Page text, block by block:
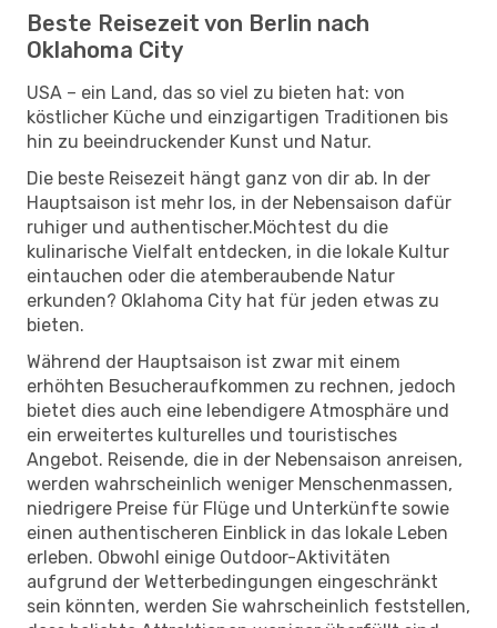
Beste Reisezeit von Berlin nach
Oklahoma City
USA – ein Land, das so viel zu bieten hat: von
köstlicher Küche und einzigartigen Traditionen bis
hin zu beeindruckender Kunst und Natur.
Die beste Reisezeit hängt ganz von dir ab. In der
Hauptsaison ist mehr los, in der Nebensaison dafür
ruhiger und authentischer.Möchtest du die
kulinarische Vielfalt entdecken, in die lokale Kultur
eintauchen oder die atemberaubende Natur
erkunden? Oklahoma City hat für jeden etwas zu
bieten.
Während der Hauptsaison ist zwar mit einem
erhöhten Besucheraufkommen zu rechnen, jedoch
bietet dies auch eine lebendigere Atmosphäre und
ein erweitertes kulturelles und touristisches
Angebot. Reisende, die in der Nebensaison anreisen,
werden wahrscheinlich weniger Menschenmassen,
niedrigere Preise für Flüge und Unterkünfte sowie
einen authentischeren Einblick in das lokale Leben
erleben. Obwohl einige Outdoor-Aktivitäten
aufgrund der Wetterbedingungen eingeschränkt
sein könnten, werden Sie wahrscheinlich feststellen,